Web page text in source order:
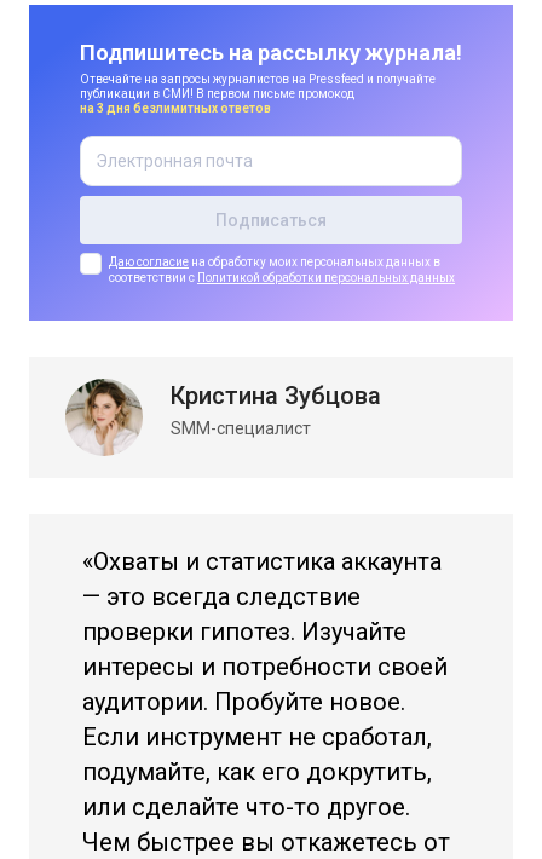
Подпишитесь на рассылку журнала!
Отвечайте на запросы журналистов на Pressfeed и получайте
публикации в СМИ! В первом письме промокод
на 3 дня безлимитных ответов
Даю согласие на обработку моих персональных данных в
соответствии с Политикой обработки персональных данных
Кристина Зубцова
SMM-специалист
«Охваты и статистика аккаунта
— это всегда следствие
проверки гипотез. Изучайте
интересы и потребности своей
аудитории. Пробуйте новое.
Если инструмент не сработал,
подумайте, как его докрутить,
или сделайте что-то другое.
Чем быстрее вы откажетесь от